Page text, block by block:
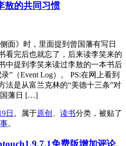
敖的共同习惯
面》时，里面提到曾国藩有写日
看完后也就忘了，后来读李笑来的
中提到李笑来读过李敖的一本书后
”（Event Log）。 PS:在网上看到
法是从富兰克林的“美德十三条”对
国藩日 […]
日 。属于原创 读书分类，被贴了
。